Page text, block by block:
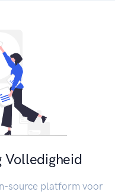
Volledigheid
source platform voor